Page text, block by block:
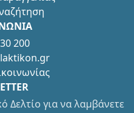
200
Δελτίο για να λαμβάνετε